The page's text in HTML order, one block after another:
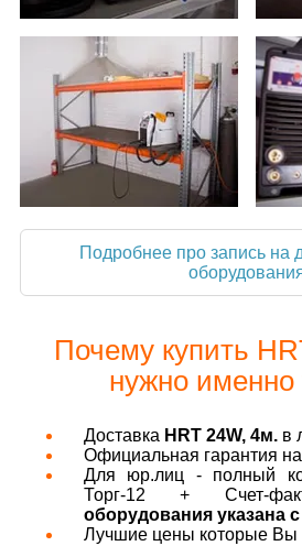
Подробнее про запись на
Почему купить
нужно именно
Доставка HRT 24W, 4м. в
Официальная гарантия
Для юр.лиц - полный
Торг-12 + Счет-
оборудования указана
Лучшие цены которые Вы